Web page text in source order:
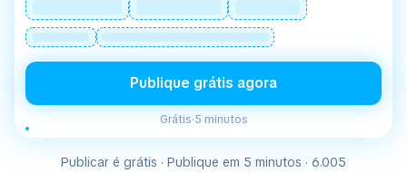
Publique grátis agora
Grátis·5 minutos
Publicar é grátis · Publique em 5 minutos · 6.005